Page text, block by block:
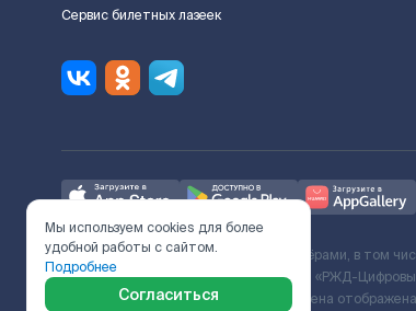
Сервис билетных лазеек
Ж/Д билеты предоставляются партнёрами, в том
с Поставщиком услуг и Договора ООО «РЖД-
включает сервисный сбор. Итоговая цена
Мы используем cookies для более
удобной работы с сайтом.
Подробнее
Согласиться